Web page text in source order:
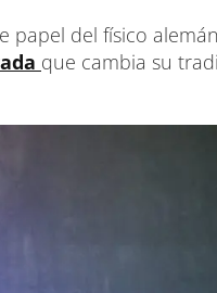
papel del físico
que cambia su